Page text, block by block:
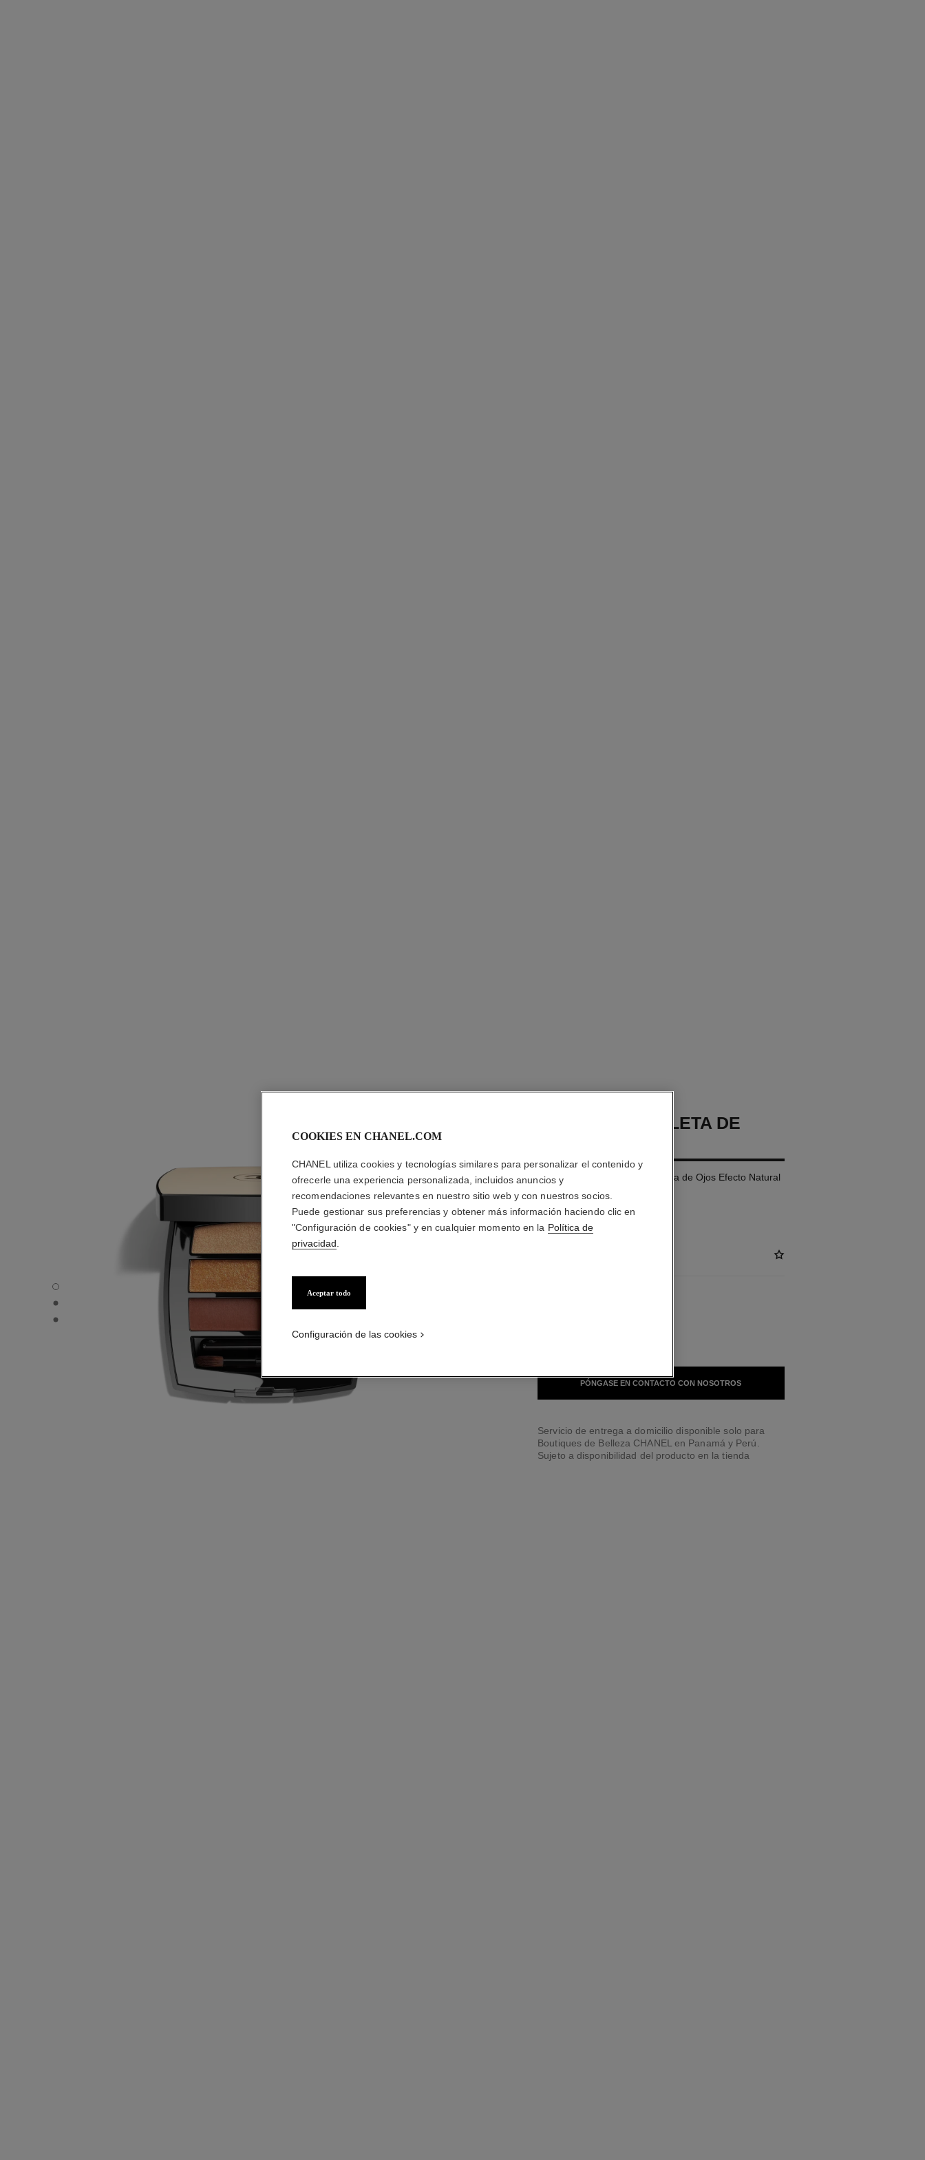
LES BEIGES PALETA DE OJOS - Vista por defecto
LES BEIGES PALETA DE OJOS - Vista alternativa 1
LES BEIGES PALETA DE OJOS - Vista de la textura básica
LES BEIGES PALETA DE
Les Beiges Paleta de Ojospaleta de Ojos Efecto Natural
Y Radiante
Ref. 184198
PÓNGASE EN CONTACTO CON NOSOTROS
Servicio de entrega a domicilio disponible solo para
Boutiques de Belleza CHANEL en Panamá y Perú.
Sujeto a disponibilidad del producto en la tienda
COOKIES EN CHANEL.COM
CHANEL utiliza cookies y tecnologías similares para personalizar el contenido y
ofrecerle una experiencia personalizada, incluidos anuncios y
recomendaciones relevantes en nuestro sitio web y con nuestros socios.
Puede gestionar sus preferencias y obtener más información haciendo clic en
"Configuración de cookies" y en cualquier momento en la Política de
privacidad
Aceptar todo
Configuración de las cookies